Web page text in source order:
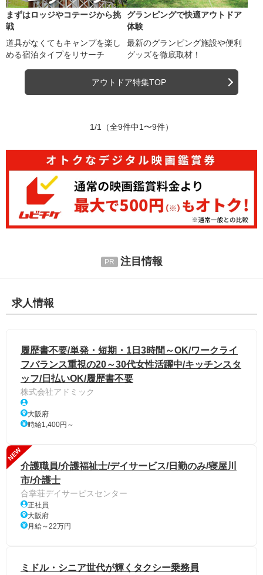
まずはロッジやコテージから挑
戦
道具がなくてもキャンプを楽し
める宿泊タイプをリサーチ
グランピングで快適アウトドア
体験
最新のグランピング施設や便利
グッズを徹底取材！
アウトドア特集TOP
1/1 （全9件中1〜9件）
注目情報
求人情報
履歴書不要/単発・短期・1日3時間～OK/ワークライ
フバランス重視の20～30代女性活躍中/キッチンスタ
ッフ/日払いOK/履歴書不要
株式会社アドミック
大阪府
時給1,400円～
NEW
介護職員/介護福祉士/デイサービス/日勤のみ/寝屋川
市/介護士
合掌荘デイサービスセンター
正社員
大阪府
月給～22万円
ミドル・シニア世代が輝くタクシー乗務員